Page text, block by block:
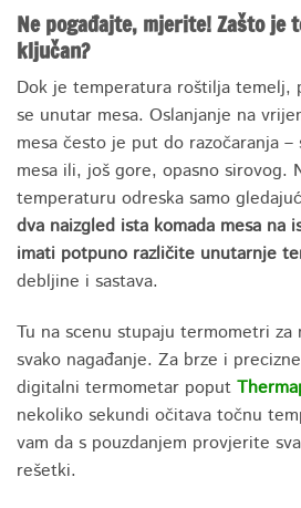
Ne pogađajte, mjerite! Zašto je
ključan?
Dok je temperatura roštilja temelj,
se unutar mesa. Oslanjanje na
mesa često je put do razočaranja
mesa ili, još gore, opasno sirovog.
temperaturu odreska samo
dva naizgled ista komada mesa na
imati potpuno različite unutarnje
debljine i sastava.
Tu na scenu stupaju termometri za
svako nagađanje. Za brze i
digitalni termometar poput
nekoliko sekundi očitava točnu
vam da s pouzdanjem provjerite
rešetki.